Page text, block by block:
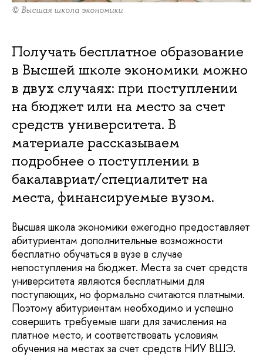
© Высшая школа экономики
Получать бесплатное образование
в Высшей школе экономики можно
в двух случаях: при поступлении
на бюджет или на место за счет
средств университета. В
материале рассказываем
подробнее о поступлении в
бакалавриат/специалитет на
места, финансируемые вузом.
Высшая школа экономики ежегодно предоставляет
абитуриентам дополнительные возможности
бесплатно обучаться в вузе в случае
непоступления на бюджет. Места за счет средств
университета являются бесплатными для
поступающих, но формально считаются платными.
Поэтому абитуриентам необходимо и успешно
совершить требуемые шаги для зачисления на
платное место, и соответствовать условиям
обучения на местах за счет средств НИУ ВШЭ.